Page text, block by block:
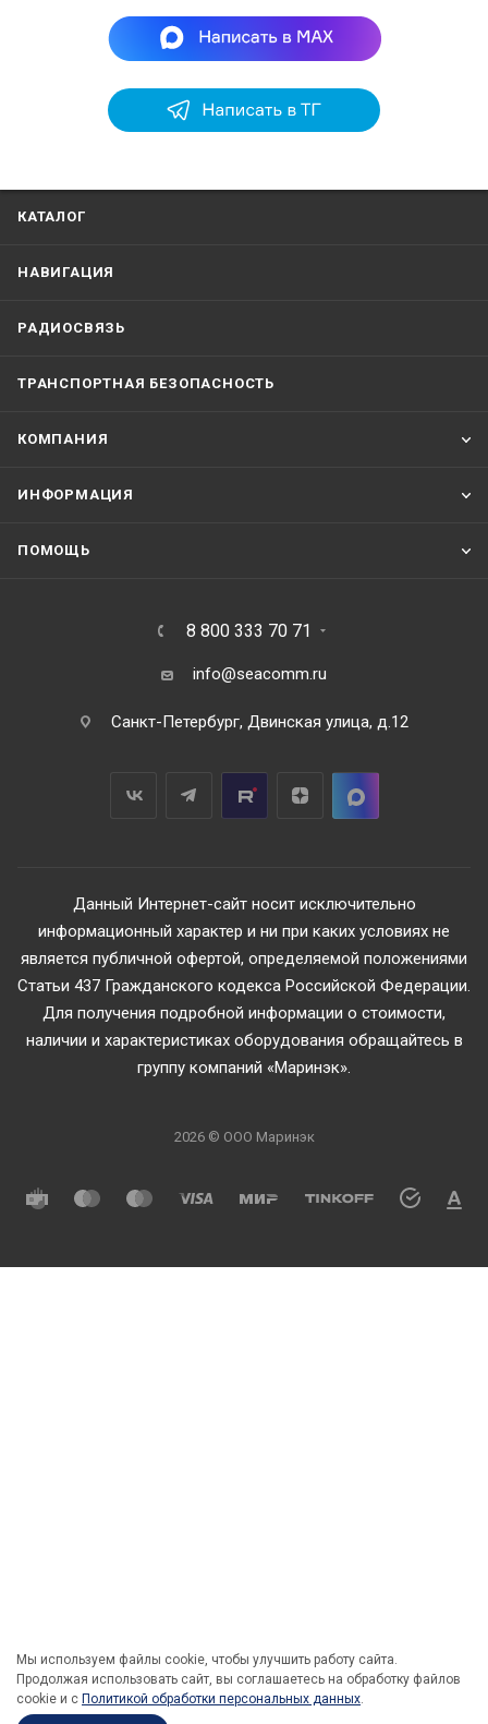
КАТАЛОГ
НАВИГАЦИЯ
РАДИОСВЯЗЬ
ТРАНСПОРТНАЯ БЕЗОПАСНОСТЬ
КОМПАНИЯ
ИНФОРМАЦИЯ
ПОМОЩЬ
8 800 333 70 71
info@seacomm.ru
Санкт-Петербург, Двинская улица, д.12
Данный Интернет-сайт носит исключительно
информационный характер и ни при каких условиях не
является публичной офертой, определяемой положениями
Статьи 437 Гражданского кодекса Российской Федерации.
Для получения подробной информации о стоимости,
наличии и характеристиках оборудования обращайтесь в
группу компаний «Маринэк».
2026 © ООО Маринэк
Мы используем файлы cookie, чтобы улучшить работу сайта.
Продолжая использовать сайт, вы соглашаетесь на обработку файлов
cookie и c Политикой обработки персональных данных.